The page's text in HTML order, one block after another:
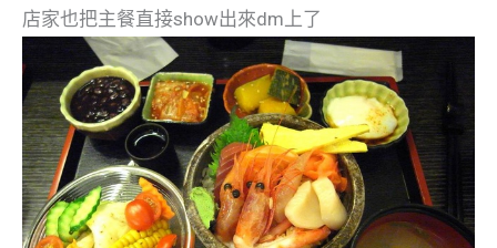
店家也把主餐直接show出來dm上了